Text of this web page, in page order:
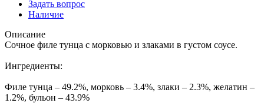
Задать вопрос
Наличие
Описание
Сочное филе тунца с морковью и злаками в густом соусе.
Ингредиенты:
Филе тунца – 49.2%, морковь – 3.4%, злаки – 2.3%, желатин –
1.2%, бульон – 43.9%